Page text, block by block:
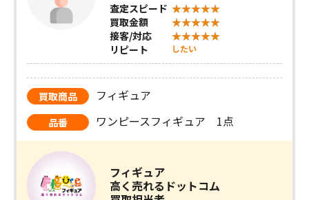
査定スピード
買取金額
接客/対応
リピート
したい
買取商品 フィギュア
品番 ワンピースフィギュア 1点
フィギュア
高く売れるドットコム